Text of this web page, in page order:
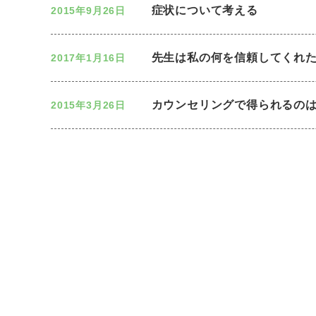
症状について考える
2015年9月26日
先生は私の何を信頼してくれ
2017年1月16日
カウンセリングで得られるの
2015年3月26日